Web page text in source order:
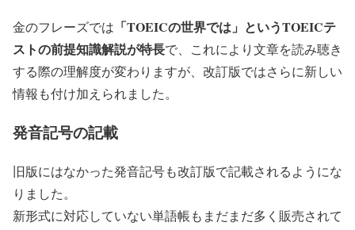
金のフレーズでは 「TOEICの世界では」というTOEICテ
ストの前提知識解説が特長で、これにより文章を読み聴き
する際の理解度が変わりますが、改訂版ではさらに新しい
情報も付け加えられました。
発音記号の記載
旧版にはなかった発音記号も改訂版で記載されるようにな
りました。
新形式に対応していない単語帳もまだまだ多く販売されて